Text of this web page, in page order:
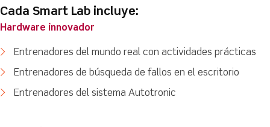
Cada Smart Lab incluye:
Hardware innovador
Entrenadores del mundo real con actividades prácticas
Entrenadores de búsqueda de fallos en el escritorio
Entrenadores del sistema Autotronic